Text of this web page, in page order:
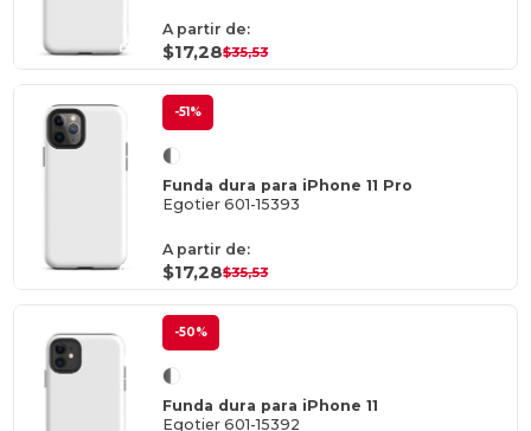
A partir de:
$17,28$35,53
-51%
Funda dura para iPhone 11 Pro
Egotier 601-15393
A partir de:
$17,28$35,53
-50%
Funda dura para iPhone 11
Egotier 601-15392